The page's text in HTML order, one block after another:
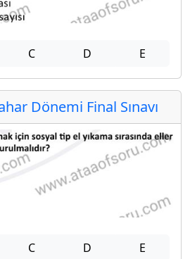
C D E
Dönemi Final Sınavı
C D E